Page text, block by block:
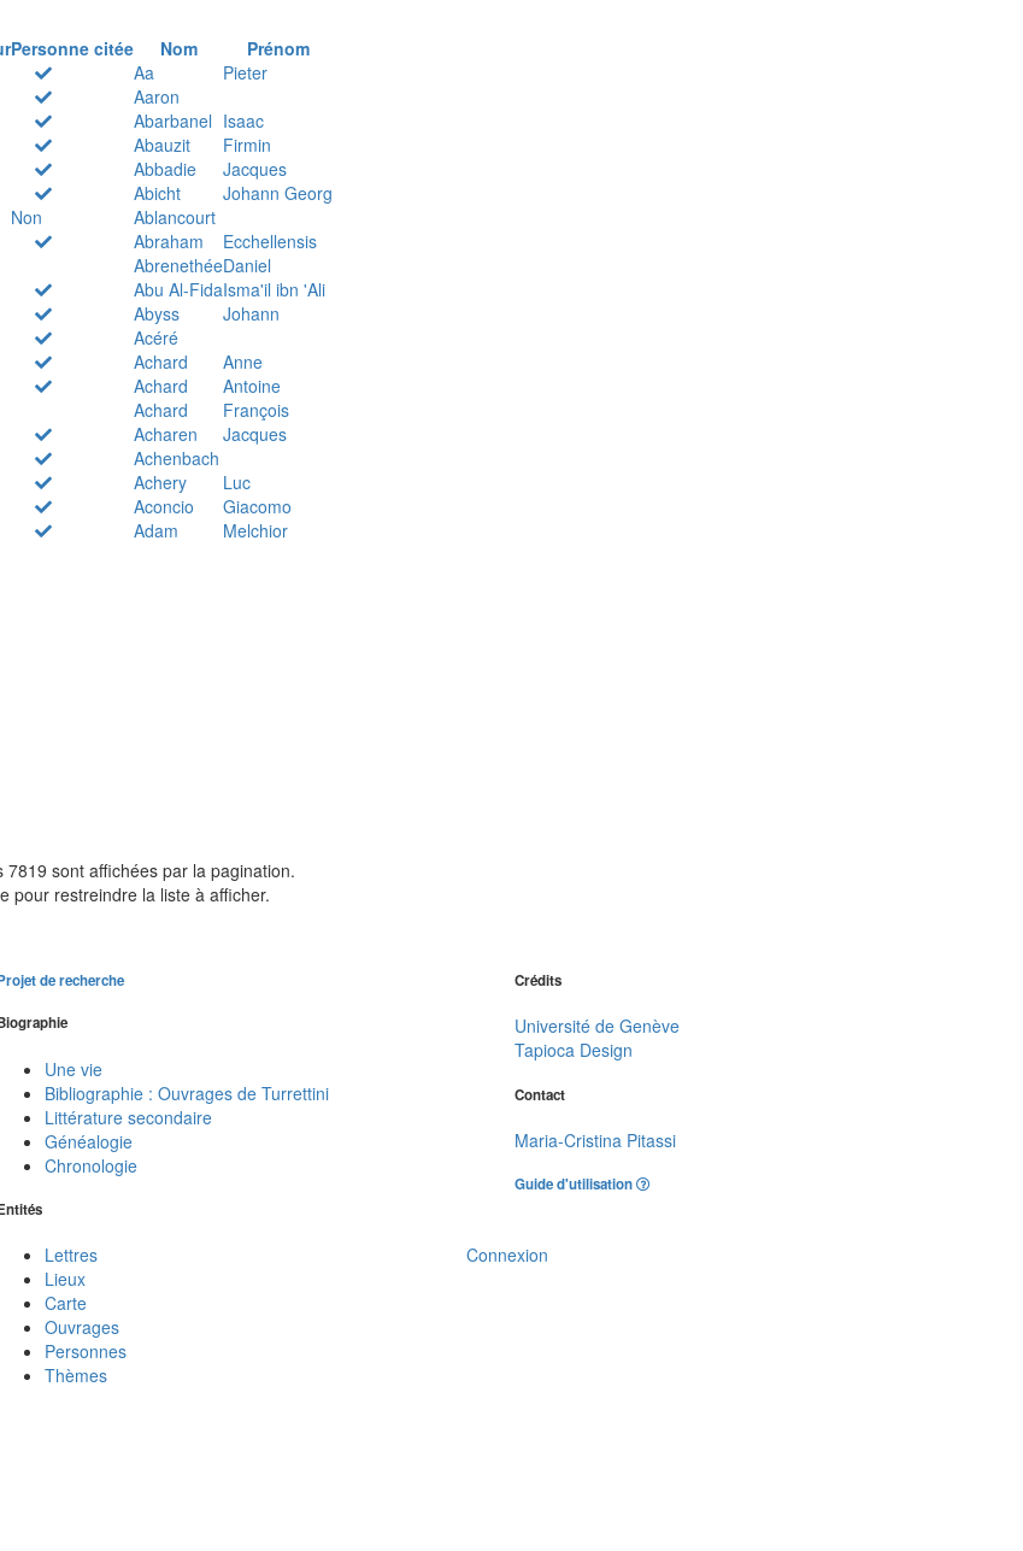
Personne citée Nom
Prénom
Aa
Pieter
Aaron
Abarbanel Isaac
Abauzit
Firmin
Abbadie
Jacques
Abicht
Johann Georg
Non
Ablancourt
Abraham
Ecchellensis
AbrenethéeDaniel
Abu Al-FidaIsma'il ibn 'Ali
Abyss
Johann
Acéré
Achard
Anne
Achard
Antoine
Achard
François
Acharen
Jacques
Achenbach
Achery
Luc
Aconcio
Giacomo
Adam
Melchior
sont affichées par la pagination.
pour restreindre la liste à afficher.
de recherche
Une vie
Bibliographie : Ouvrages de Turrettini
Littérature secondaire
Généalogie
Chronologie
Lettres
Lieux
Carte
Ouvrages
Personnes
Thèmes
Crédits
Université de Genève
Tapioca Design
Contact
Maria-Cristina Pitassi
Guide d'utilisation
Connexion